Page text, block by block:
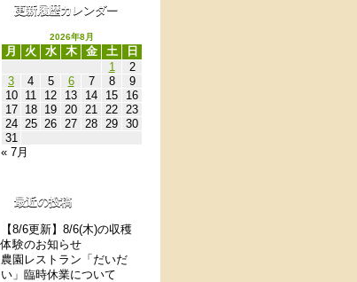
更新履歴カレンダー
2026年8月
月 火 水 木 金 土
日
1
2
3
4 5 6 7 8
9
10
11 12 13 14 15
16
17
18 19 20 21 22 23
24 25 26 27 28 29 30
31
« 7月
最近の投稿
【8/6更新】8/6(木)の収穫
体験のお知らせ
農園レストラン「だいだ
い」臨時休業について